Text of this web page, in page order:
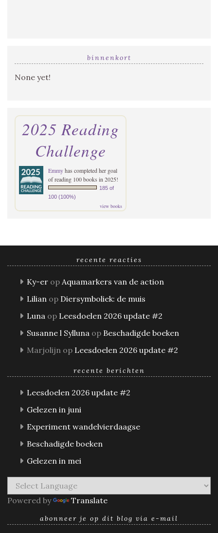
binnenkort
None yet!
2025 Reading
Challenge
Emmyhas completed her goal
of reading 100 books in 2025!
185 of
100 (100%)
view books
recente reacties
Ky-er op Aquamarkers van de action
Lilian op Diersymboliek: de muis
Luna op Leesdoelen 2026 update #2
Susanne l Sylluna op Beschadigde boeken
Marjolijn op Leesdoelen 2026 update #2
recente berichten
Leesdoelen 2026 update #2
Gelezen in juni
Experiment wandelvierdaagse
Beschadigde boeken
Gelezen in mei
Powered by Translate
abonneer je op dit blog via e-mail